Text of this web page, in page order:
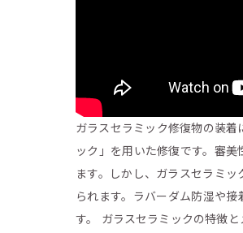
ガラスセラミック修復物の装
ック」を用いた修復です。審
ます。しかし、ガラスセラミ
られます。ラバーダム防湿や
す。 ガラスセラミックの特徴